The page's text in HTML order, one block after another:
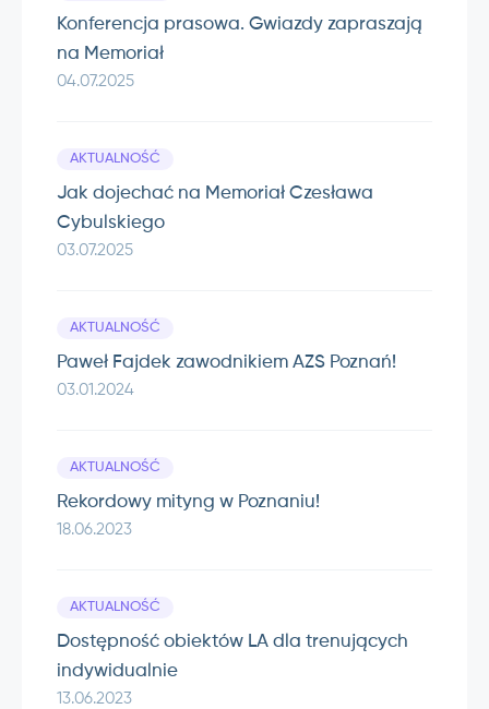
Konferencja prasowa. Gwiazdy zapraszają
na Memoriał
04.07.2025
Jak dojechać na Memoriał Czesława
Cybulskiego
03.07.2025
AKTUALNOŚĆ
Paweł Fajdek zawodnikiem AZS Poznań!
03.01.2024
AKTUALNOŚĆ
Rekordowy mityng w Poznaniu!
18.06.2023
AKTUALNOŚĆ
Dostępność obiektów LA dla trenujących
indywidualnie
13.06.2023
AKTUALNOŚĆ